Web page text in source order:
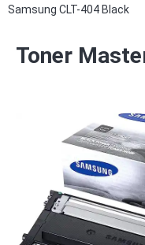
Samsung CLT-404 Black
Toner